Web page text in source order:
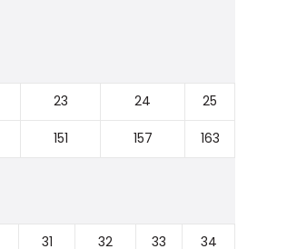
23 24 25
151 157 163
31 32 33 34